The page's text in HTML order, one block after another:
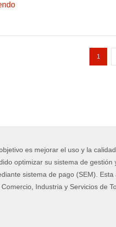
1
es mejorar el uso y la
optimizar su sistema de gestión
sistema de pago (SEM).
Industria y Servicios de